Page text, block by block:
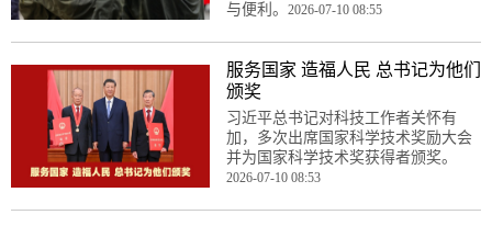
与便利。 2026-07-10 08:55
服务国家 造福人民 总书记为他们
颁奖
习近平总书记对科技工作者关怀有
加，多次出席国家科学技术奖励大会
并为国家科学技术奖获得者颁奖。
2026-07-10 08:53